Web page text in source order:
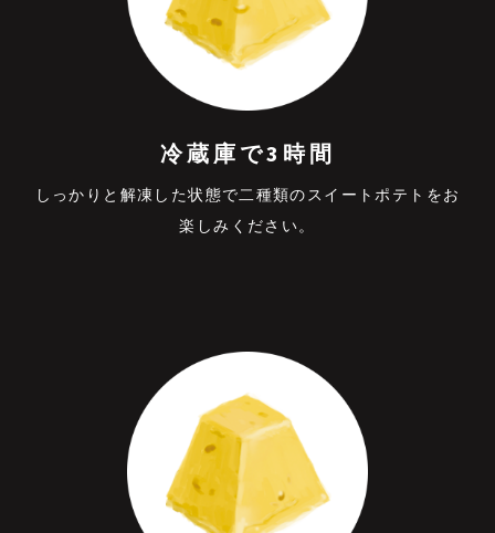
冷蔵庫で3時間
しっかりと解凍した状態で⼆種類のスイートポテトをお
楽しみください。